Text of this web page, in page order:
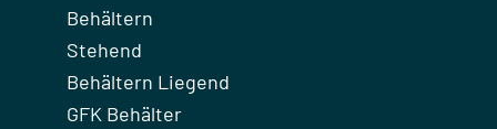
Behältern
Stehend
Behältern Liegend
GFK Behälter